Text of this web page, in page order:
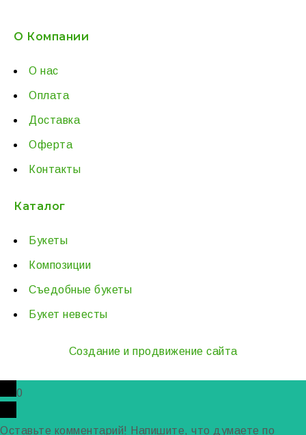
О Компании
О нас
Оплата
Доставка
Оферта
Контакты
Каталог
Букеты
Композиции
Съедобные букеты
Букет невесты
Создание и продвижение сайта
0
Оставьте комментарий! Напишите, что думаете по